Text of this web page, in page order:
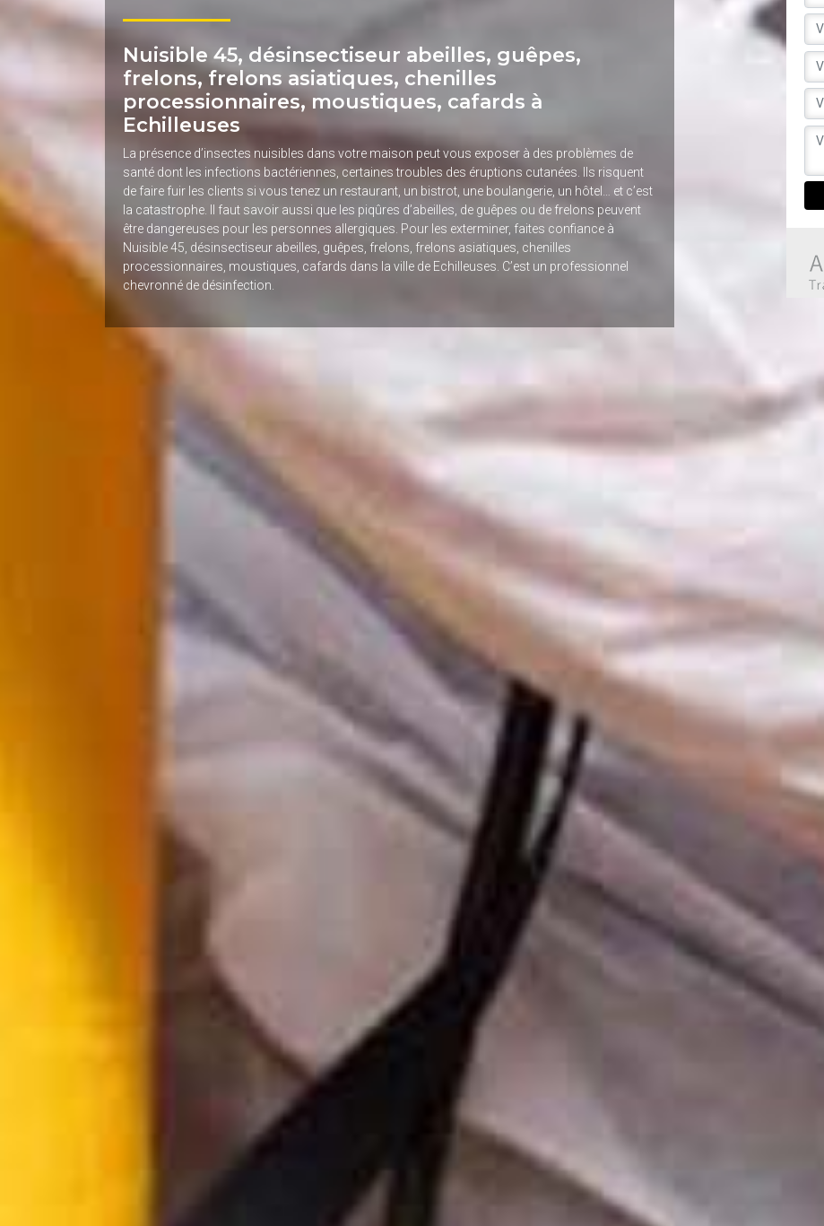
Nuisible 45, désinsectiseur abeilles, guêpes,
frelons, frelons asiatiques, chenilles
processionnaires, moustiques, cafards à
Echilleuses
La présence d’insectes nuisibles dans votre maison peut vous exposer à des problèmes de
santé dont les infections bactériennes, certaines troubles des éruptions cutanées. Ils risquent
de faire fuir les clients si vous tenez un restaurant, un bistrot, une boulangerie, un hôtel… et c’est
la catastrophe. Il faut savoir aussi que les piqûres d’abeilles, de guêpes ou de frelons peuvent
être dangereuses pour les personnes allergiques. Pour les exterminer, faites confiance à
Nuisible 45, désinsectiseur abeilles, guêpes, frelons, frelons asiatiques, chenilles
processionnaires, moustiques, cafards dans la ville de Echilleuses. C’est un professionnel
chevronné de désinfection.